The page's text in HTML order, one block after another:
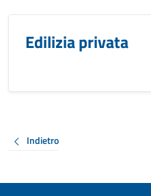
Edilizia privata
Indietro